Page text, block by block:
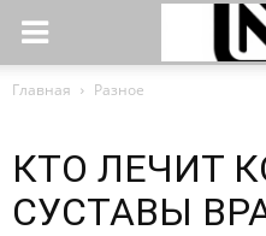
Главная Разное
КТО ЛЕЧИТ
СУСТАВЫ